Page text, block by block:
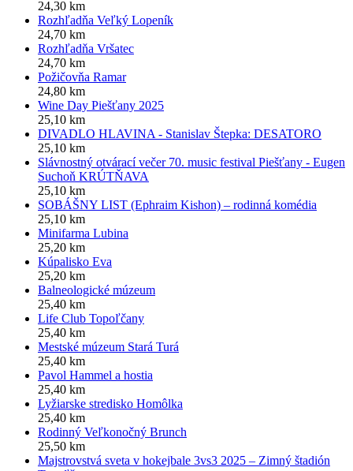
24,30 km
Rozhľadňa Veľký Lopeník
24,70 km
Rozhľadňa Vršatec
24,70 km
Požičovňa Ramar
24,80 km
Wine Day Piešťany 2025
25,10 km
DIVADLO HLAVINA - Stanislav Štepka: DESATORO
25,10 km
Slávnostný otvárací večer 70. music festival Piešťany - Eugen
Suchoň KRÚTŇAVA
25,10 km
SOBÁŠNY LIST (Ephraim Kishon) – rodinná komédia
25,10 km
Minifarma Lubina
25,20 km
Kúpalisko Eva
25,20 km
Balneologické múzeum
25,40 km
Life Club Topoľčany
25,40 km
Mestské múzeum Stará Turá
25,40 km
Pavol Hammel a hostia
25,40 km
Lyžiarske stredisko Homôlka
25,40 km
Rodinný Veľkonočný Brunch
25,50 km
Majstrovstvá sveta v hokejbale 3vs3 2025 – Zimný štadión